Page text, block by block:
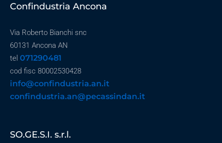
Confindustria Ancona
Via Roberto Bianchi snc
60131 Ancona AN
tel 071290481
cod fisc 80002530428
info@confindustria.an.it
confindustria.an@pecassindan.it
SO.GE.S.I. s.r.l.